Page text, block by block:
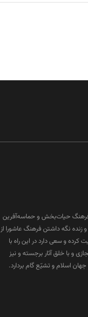
فرهنگ حیات‌بخش و حماسه‌آفرین
نگه داشتن فرهنگ عاشورا از
کرده و سعی دارد در این راه با
و با خلق آثار برجسته و نیز
اسلام و تشیّع گام بردارد.